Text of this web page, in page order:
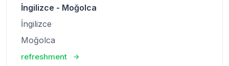
İngilizce - Moğolca
İngilizce
Moğolca
refreshment